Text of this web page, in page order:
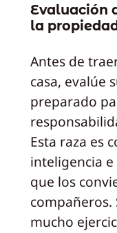
Evaluación
la
Antes de
casa, evalúe
preparado
Esta raza es
inteligencia
que los
compañeros.
mucho